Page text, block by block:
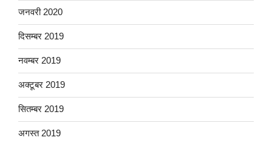
जनवरी 2020
दिसम्बर 2019
नवम्बर 2019
अक्टूबर 2019
सितम्बर 2019
अगस्त 2019